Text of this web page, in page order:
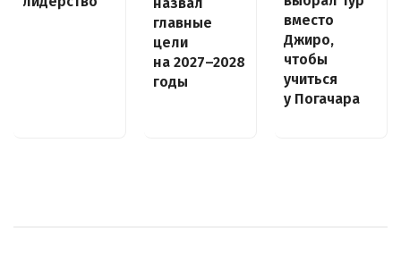
главные
цели
на 2027–2028
годы
вместо
Джиро,
чтобы
учиться
у Погачара